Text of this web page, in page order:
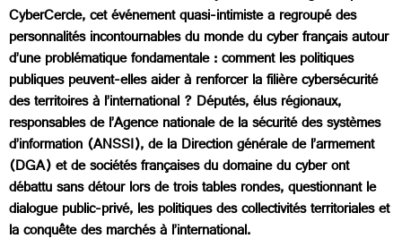
CyberCercle, cet événement quasi-intimiste a regroupé des
personnalités incontournables du monde du cyber français autour
d’une problématique fondamentale : comment les politiques
publiques peuvent-elles aider à renforcer la filière cybersécurité
des territoires à l’international ? Députés, élus régionaux,
responsables de l’Agence nationale de la sécurité des systèmes
d’information (ANSSI), de la Direction générale de l’armement
(DGA) et de sociétés françaises du domaine du cyber ont
débattu sans détour lors de trois tables rondes, questionnant le
dialogue public-privé, les politiques des collectivités territoriales et
la conquête des marchés à l’international.